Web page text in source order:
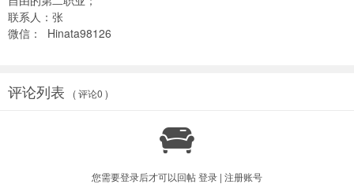
联系人：张
微信： Hinata98126
评论列表 ( 评论0 )

您需要登录后才可以回帖登录 | 注册账号